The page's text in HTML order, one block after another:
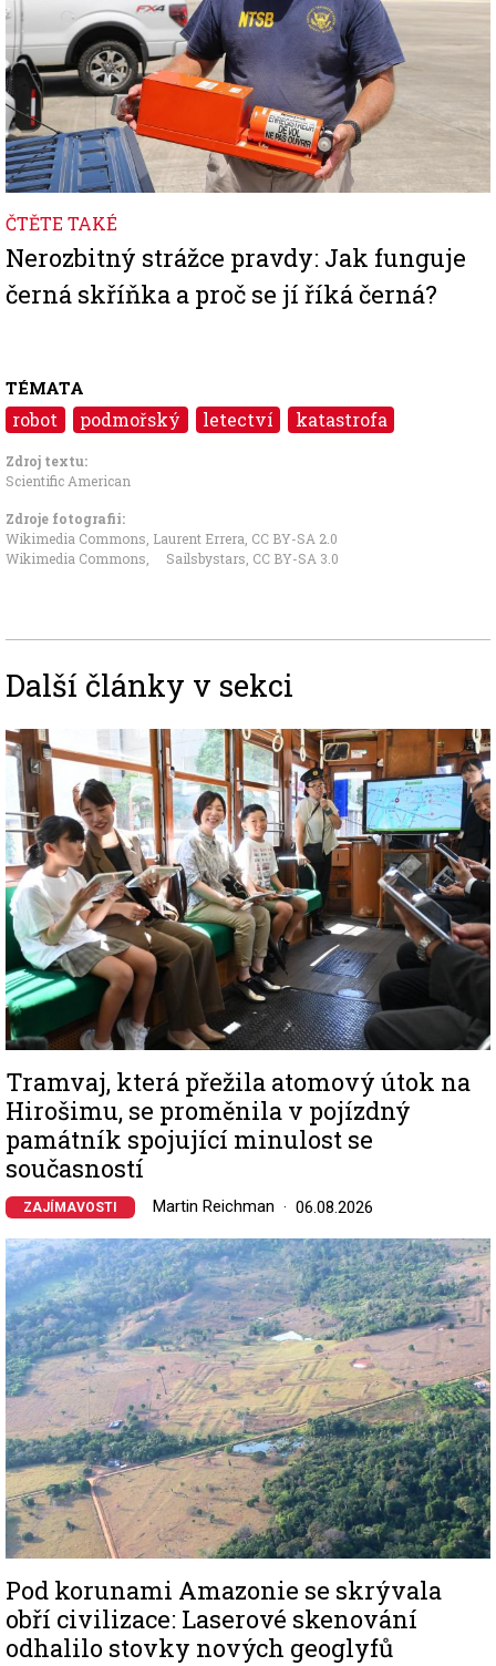
ČTĚTE TAKÉ
Nerozbitný strážce pravdy: Jak funguje
černá skříňka a proč se jí říká černá?
TÉMATA
robot podmořský letectví katastrofa
Zdroj textu:
Scientific American
Zdroje fotografii:
Wikimedia Commons, Laurent Errera CC BY-SA 2.0
Wikimedia Commons, Sailsbystars CC BY-SA 3.0
Další články v sekci
Image
Tramvaj, která přežila atomový útok na
Hirošimu, se proměnila v pojízdný
památník spojující minulost se
současností
ZAJÍMAVOSTI Martin Reichman 06.08.2026
Image
Pod korunami Amazonie se skrývala
obří civilizace: Laserové skenování
odhalilo stovky nových geoglyfů